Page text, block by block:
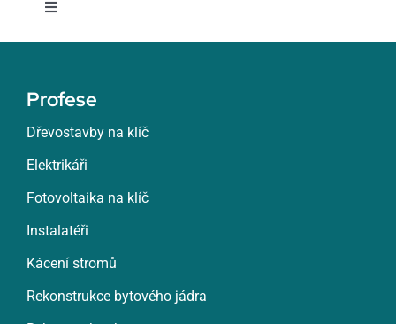
Toggle
Žďár nad Sázavou
Zlín
Znojmo
Roztoky
Profese
Dřevostavby na klíč
Elektrikáři
Fotovoltaika na klíč
Instalatéři
Kácení stromů
Rekonstrukce bytového jádra